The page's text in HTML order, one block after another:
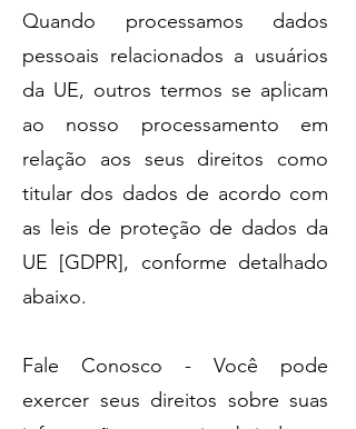
Quando processamos dados
pessoais relacionados a usuários
da UE, outros termos se aplicam
ao nosso processamento em
relação aos seus direitos como
titular dos dados de acordo com
as leis de proteção de dados da
UE [GDPR], conforme detalhado
abaixo.
Fale Conosco - Você pode
exercer seus direitos sobre suas